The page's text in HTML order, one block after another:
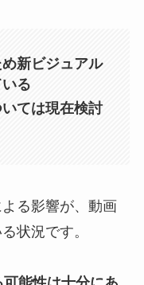
新ビジュアル
る
ては現在検討
る影響が、動画
状況です。